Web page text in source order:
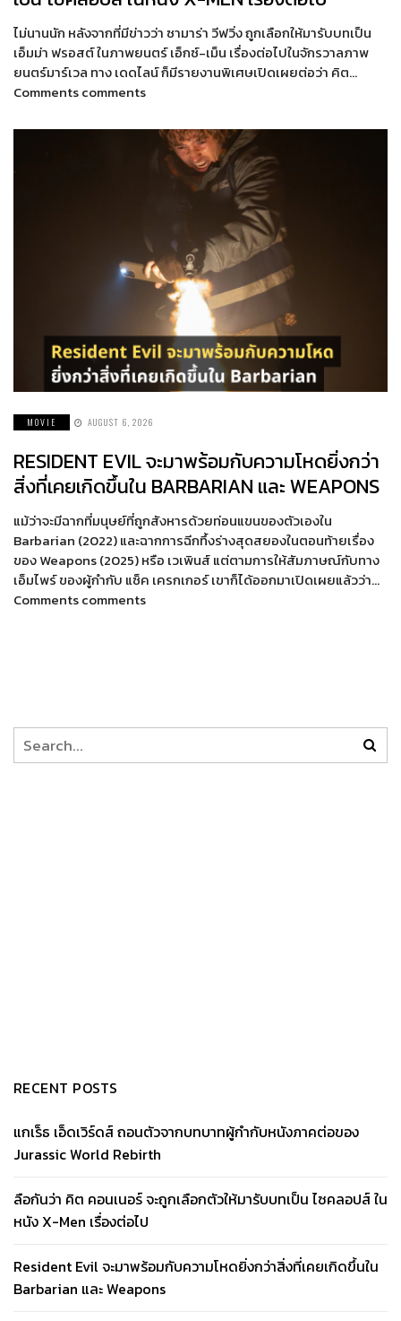
ไม่นานนัก หลังจากที่มีข่าวว่า ซามาร่า วีฟวิ่ง ถูกเลือกให้มารับบทเป็น
เอ็มม่า ฟรอสต์ ในภาพยนตร์ เอ็กซ์-เม็น เรื่องต่อไปในจักรวาลภาพ
ยนตร์มาร์เวล ทาง เดดไลน์ ก็มีรายงานพิเศษเปิดเผยต่อว่า คิต…
Comments comments
MOVIE AUGUST 6, 2026
RESIDENT EVIL จะมาพร้อมกับความโหดยิ่งกว่า
สิ่งที่เคยเกิดขึ้นใน BARBARIAN และ WEAPONS
แม้ว่าจะมีฉากที่มนุษย์ที่ถูกสังหารด้วยท่อนแขนของตัวเองใน
Barbarian (2022) และฉากการฉีกทึ้งร่างสุดสยองในตอนท้ายเรื่อง
ของ Weapons (2025) หรือ เวเพินส์ แต่ตามการให้สัมภาษณ์กับทาง
เอ็มไพร์ ของผู้กำกับ แซ็ค เครกเกอร์ เขาก็ได้ออกมาเปิดเผยแล้วว่า…
Comments comments
RECENT POSTS
แกเร็ธ เอ็ดเวิร์ดส์ ถอนตัวจากบทบาทผู้กำกับหนังภาคต่อของ
Jurassic World Rebirth
ลือกันว่า คิต คอนเนอร์ จะถูกเลือกตัวให้มารับบทเป็น ไซคลอปส์ ใน
หนัง X-Men เรื่องต่อไป
Resident Evil จะมาพร้อมกับความโหดยิ่งกว่าสิ่งที่เคยเกิดขึ้นใน
Barbarian และ Weapons